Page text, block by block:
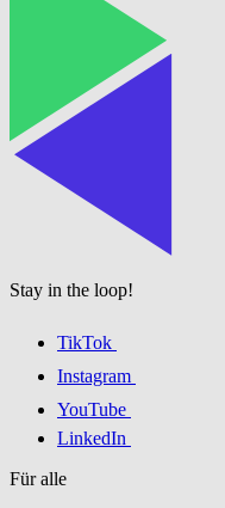
Stay in the loop!
TikTok
Instagram
YouTube
LinkedIn
Für alle